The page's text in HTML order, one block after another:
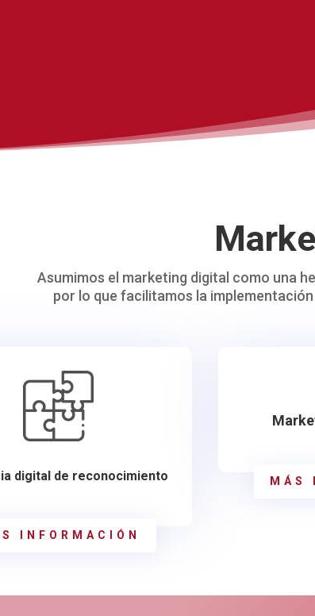
Asumimos el marketing digital como una
por lo que facilitamos la
digital de reconocimiento
INFORMACIÓN
MÁS